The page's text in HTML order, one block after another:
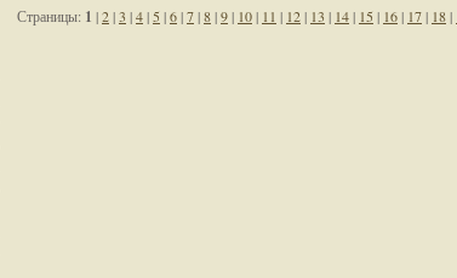
Страницы: 1 |2|3 |4| 5 |6|7|8|9| 10| 11 | 12| 13 | 14| 15 | 16| 17| 18|